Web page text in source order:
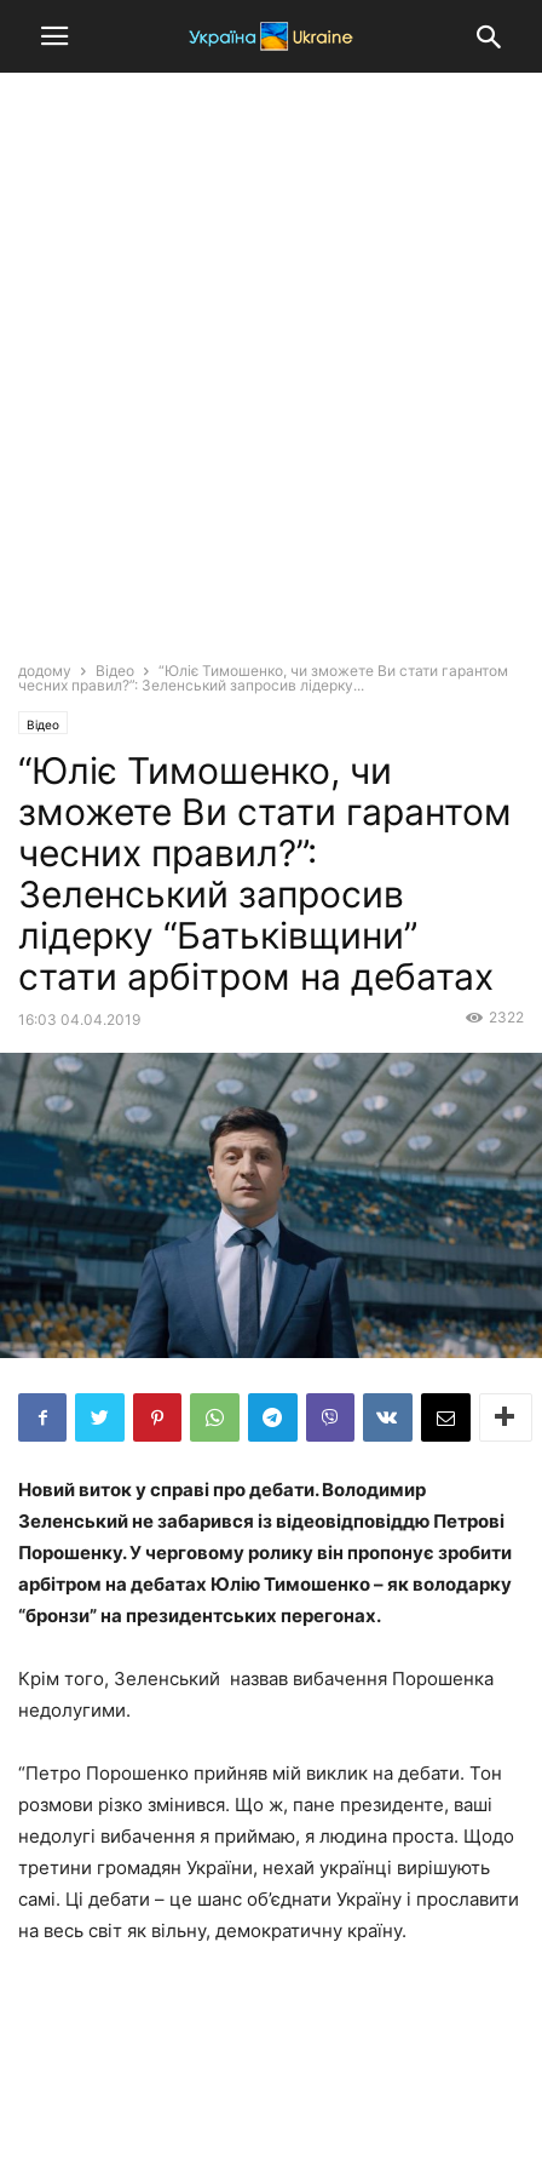
додому Відео
“Юліє Тимошенко, чи зможете Ви стати гарантом
чесних правил?”: Зеленський запросив лідерку...
Відео
“Юліє Тимошенко, чи
зможете Ви стати гарантом
чесних правил?”:
Зеленський запросив
лідерку “Батьківщини”
стати арбітром на дебатах
16:03 04.04.2019 2322
Новий виток у справі про дебати. Володимир
Зеленський не забарився із відеовідповіддю Петрові
Порошенку. У черговому ролику він пропонує зробити
арбітром на дебатах Юлію Тимошенко – як володарку
“бронзи” на президентських перегонах.
Крім того, Зеленський назвав вибачення Порошенка
недолугими.
“Петро Порошенко прийняв мій виклик на дебати. Тон
розмови різко змінився. Що ж, пане президенте, ваші
недолугі вибачення я приймаю, я людина проста. Щодо
третини громадян України, нехай українці вирішують
самі. Ці дебати – це шанс об’єднати Україну і прославити
на весь світ як вільну, демократичну країну.